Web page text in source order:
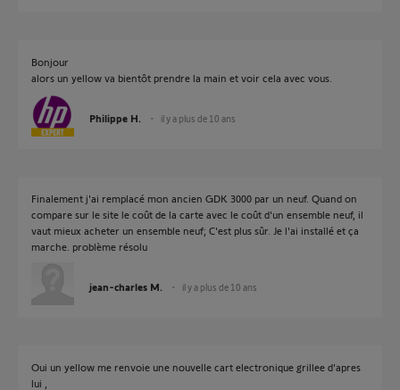
Bonjour
alors un yellow va bientôt prendre la main et voir cela avec vous.
Philippe H. il y a plus de 10 ans
Finalement j'ai remplacé mon ancien GDK 3000 par un neuf. Quand on
compare sur le site le coût de la carte avec le coût d'un ensemble neuf, il
vaut mieux acheter un ensemble neuf; C'est plus sûr. Je l'ai installé et ça
marche. problème résolu
jean-charles M. il y a plus de 10 ans
Oui un yellow me renvoie une nouvelle cart electronique grillee d'apres
lui ,